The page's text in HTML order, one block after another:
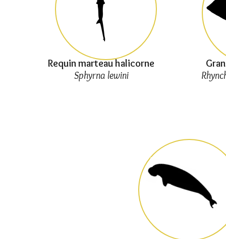
Requin marteau halicorne
Sphyrna lewini